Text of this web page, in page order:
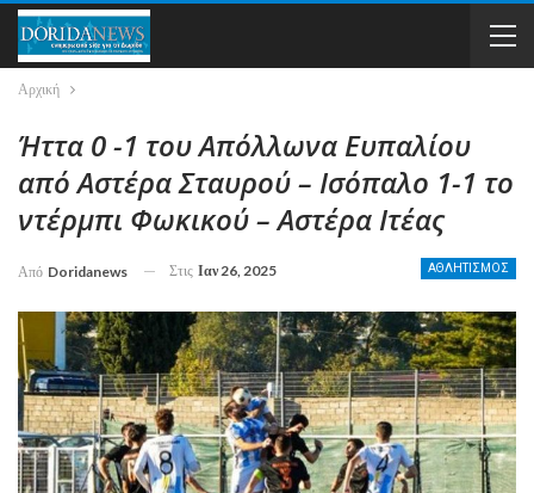
Αρχική
Ήττα 0 -1 του Απόλλωνα Ευπαλίου
από Αστέρα Σταυρού – Ισόπαλο 1-1 το
ντέρμπι Φωκικού – Αστέρα Ιτέας
ΑΘΛΗΤΙΣΜΟΣ
Από Doridanews Στις Ιαν 26, 2025